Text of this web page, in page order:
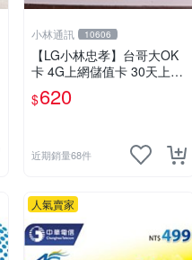
小林通訊 10606
【LG小林忠孝】台哥大OK
卡 4G上網儲值卡 30天上網
吃到飽 (45GB後降速至5M
B)
$620
近期銷量68件
人氣賣家